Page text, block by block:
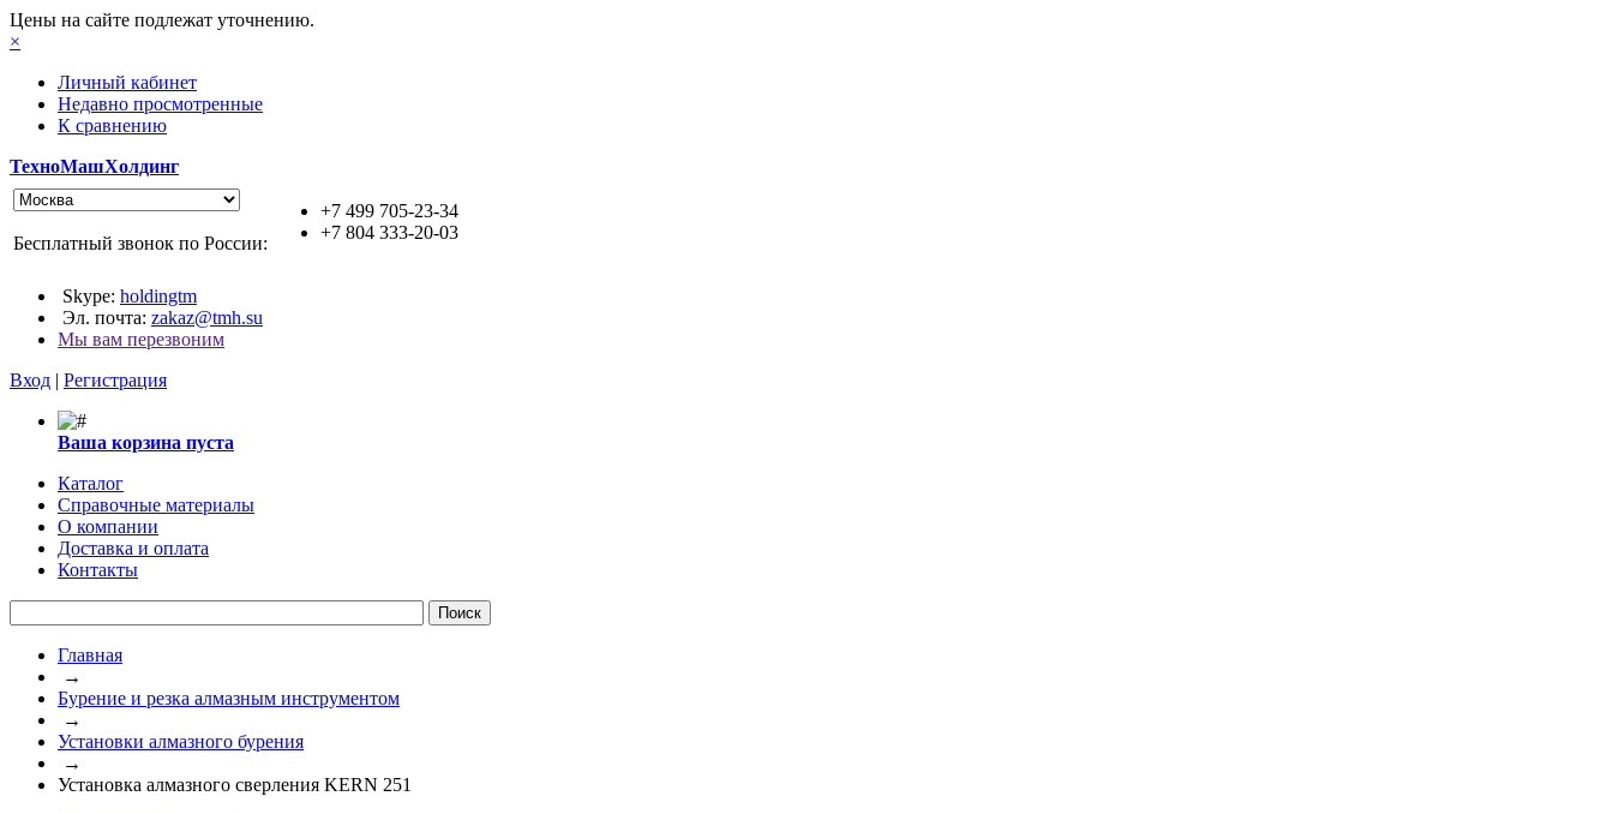
Цены на сайте подлежат уточнению.
×
Личный кабинет
Недавно просмотренные
К сравнению
ТехноМашХолдинг
+7 499 705-23-34
+7 804 333-20-03
Бесплатный звонок по России:
Skype: holdingtm
Эл. почта: zakaz@tmh.su
Мы вам перезвоним
Вход | Регистрация
Ваша корзина пуста
Каталог
Справочные материалы
О компании
Доставка и оплата
Контакты
Главная
→
Бурение и резка алмазным инструментом
→
Установки алмазного бурения
→
Установка алмазного сверления KERN 251